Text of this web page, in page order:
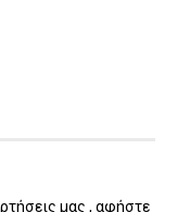
μας , αφήστε